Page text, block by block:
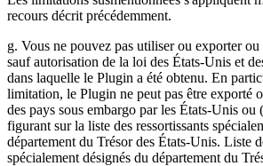
recours décrit précédemment.
g. Vous ne pouvez pas utiliser ou exporter
sauf autorisation de la loi des États-Unis et
dans laquelle le Plugin a été obtenu. En
limitation, le Plugin ne peut pas être exporté
des pays sous embargo par les États-Unis ou
figurant sur la liste des ressortissants
département du Trésor des États-Unis. Liste
spécialement désignés du département du